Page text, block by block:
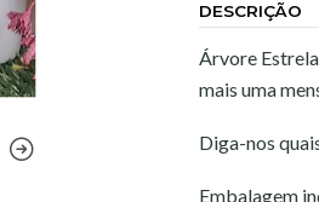
DESCRIÇÃO
Árvore
mais uma
Diga-nos
Embalagem